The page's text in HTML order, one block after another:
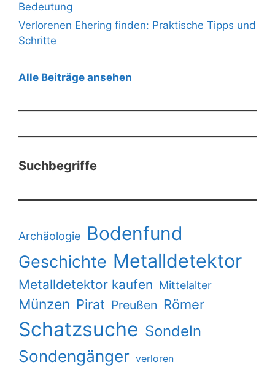
Bedeutung
Verlorenen Ehering finden: Praktische Tipps und
Schritte
Alle Beiträge ansehen
Suchbegriffe
Archäologie Bodenfund
Geschichte Metalldetektor
Metalldetektor kaufen Mittelalter
Münzen Pirat Preußen Römer
Schatzsuche Sondeln
Sondengänger verloren